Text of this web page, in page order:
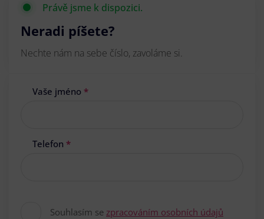
Právě jsme k dispozici.
Neradi píšete?
Nechte nám na sebe číslo, zavoláme si.
Vaše jméno *
Telefon *
Souhlasím se zpracováním osobních údajů